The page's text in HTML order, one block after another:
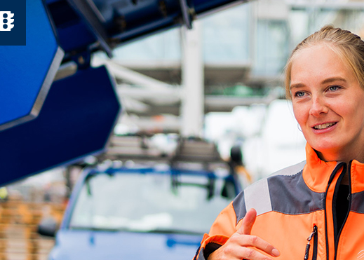
Center der HPA
Übersicht aller Verkehrsmeldungen im Hafen am